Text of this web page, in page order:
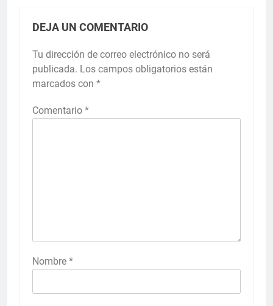
DEJA UN COMENTARIO
Tu dirección de correo electrónico no será
publicada. Los campos obligatorios están
marcados con *
Comentario *
Nombre *